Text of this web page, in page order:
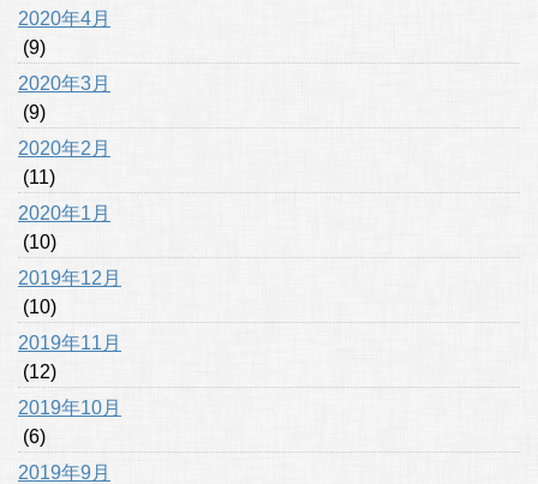
2020年4月
(9)
2020年3月
(9)
2020年2月
(11)
2020年1月
(10)
2019年12月
(10)
2019年11月
(12)
2019年10月
(6)
2019年9月